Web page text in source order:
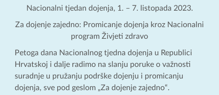
Nacionalni tjedan dojenja, 1. – 7. listopada 2023.
Za dojenje zajedno: Promicanje dojenja kroz Nacionalni
program Živjeti zdravo
Petoga dana Nacionalnog tjedna dojenja u Republici
Hrvatskoj i dalje radimo na slanju poruke o važnosti
suradnje u pružanju podrške dojenju i promicanju
dojenja, sve pod geslom „Za dojenje zajedno“.